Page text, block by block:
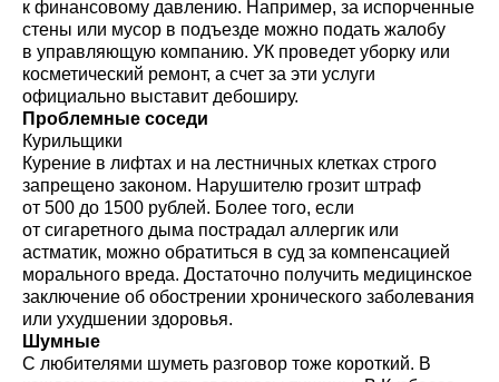
к финансовому давлению. Например, за испорченные
стены или мусор в подъезде можно подать жалобу
в управляющую компанию. УК проведет уборку или
косметический ремонт, а счет за эти услуги
официально выставит дебоширу.
Проблемные соседи
Курильщики
Курение в лифтах и на лестничных клетках строго
запрещено законом. Нарушителю грозит штраф
от 500 до 1500 рублей. Более того, если
от сигаретного дыма пострадал аллергик или
астматик, можно обратиться в суд за компенсацией
морального вреда. Достаточно получить медицинское
заключение об обострении хронического заболевания
или ухудшении здоровья.
Шумные
С любителями шуметь разговор тоже короткий. В